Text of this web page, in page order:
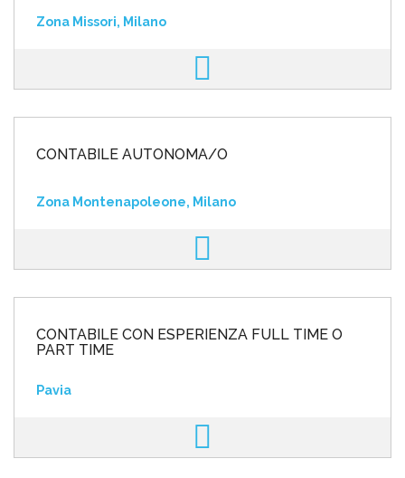
Zona Missori, Milano
CONTABILE AUTONOMA/O
Zona Montenapoleone, Milano
CONTABILE CON ESPERIENZA FULL TIME O
PART TIME
Pavia